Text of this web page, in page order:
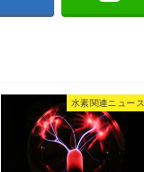
水素関連ニュース